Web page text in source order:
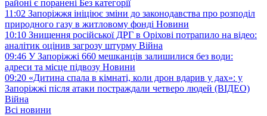
районі є поранені Без категорії
11:02 Запоріжжя ініціює зміни до законодавства про розподіл
природного газу в житловому фонді Новини
10:10 Знищення російської ДРГ в Оріхові потрапило на відео:
аналітик оцінив загрозу штурму Війна
09:46 У Запоріжжі 660 мешканців залишилися без води:
адреси та місце підвозу Новини
09:20 «Дитина спала в кімнаті, коли дрон вдарив у дах»: у
Запоріжжі після атаки постраждали четверо людей (ВІДЕО)
Війна
Всі новини